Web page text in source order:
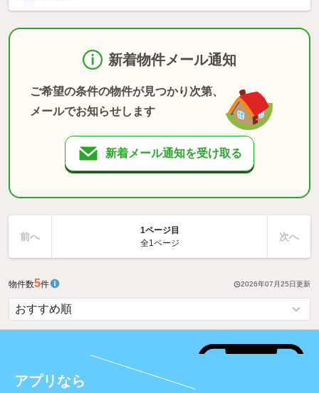
新着物件メール通知
ご希望の条件の物件が見つかり次第、
メールでお知らせします
新着メール通知を受け取る
前へ
1ページ目
全1ページ
次へ
物件数5件 2026年07月25日 更新
アプリなら